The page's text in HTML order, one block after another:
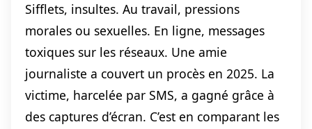
Sifflets, insultes. Au travail, pressions
morales ou sexuelles. En ligne, messages
toxiques sur les réseaux. Une amie
journaliste a couvert un procès en 2025. La
victime, harcelée par SMS, a gagné grâce à
des captures d’écran. C’est en comparant les